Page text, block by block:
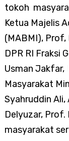
tokoh
Ketua Majelis
(MABMI), Prof,
DPR RI Fraksi
Usman Jakfar,
Masyarakat
Syahruddin Ali,
Delyuzar,
masyarakat